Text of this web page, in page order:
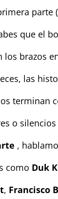
parte (
que el
los brazos
las
terminan
o
,
como Duk
, Francisco